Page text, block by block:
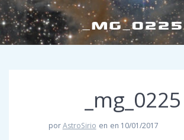
_MG_0225
_mg_0225
porAstroSirio en en 10/01/2017